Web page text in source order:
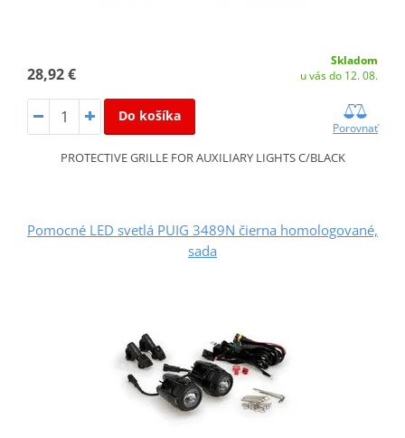
28,92 €
Skladom
u vás do 12. 08.
Do košíka
Porovnať
PROTECTIVE GRILLE FOR AUXILIARY LIGHTS C/BLACK
Pomocné LED svetlá PUIG 3489N čierna homologované,
sada